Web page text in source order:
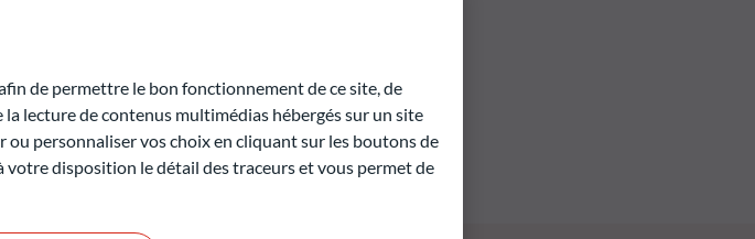
ne sont pas constantes dans
de permettre le bon fonctionnement de ce site, de
lecture de contenus multimédias hébergés sur un site
ou personnaliser vos choix en cliquant sur les boutons de
disposition le détail des traceurs et vous permet de